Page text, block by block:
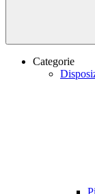
Categorie